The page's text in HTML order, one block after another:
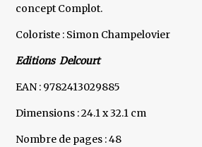
concept Complot.
Coloriste : Simon Champelovier
Editions Delcourt
EAN : 9782413029885
Dimensions : 24.1 x 32.1 cm
Nombre de pages : 48